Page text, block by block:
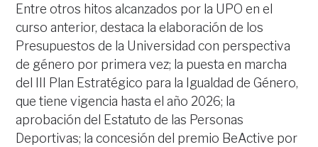
Entre otros hitos alcanzados por la UPO en el
curso anterior, destaca la elaboración de los
Presupuestos de la Universidad con perspectiva
de género por primera vez; la puesta en marcha
del III Plan Estratégico para la Igualdad de Género,
que tiene vigencia hasta el año 2026; la
aprobación del Estatuto de las Personas
Deportivas; la concesión del premio BeActive por